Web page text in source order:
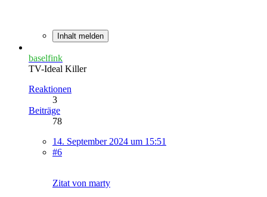
Inhalt melden
baselfink
TV-Ideal Killer
Reaktionen
3
Beiträge
78
14. September 2024 um 15:51
#6
Zitat von marty